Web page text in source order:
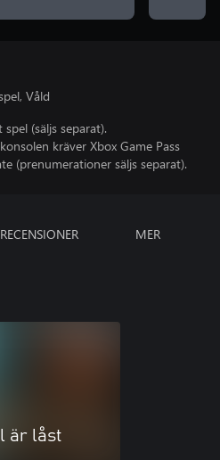
Våld
(säljs separat).
kräver Xbox Game Pass
(prenumerationer säljs separat).
RECENSIONER MER
är låst